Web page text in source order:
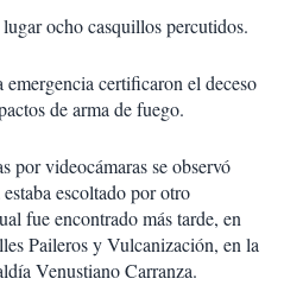
ocho casquillos percutidos.
certificaron el deceso
de arma de fuego.
por videocámaras se observó
escoltado por otro
fue encontrado más tarde, en
Paileros y Vulcanización, en la
Venustiano Carranza.